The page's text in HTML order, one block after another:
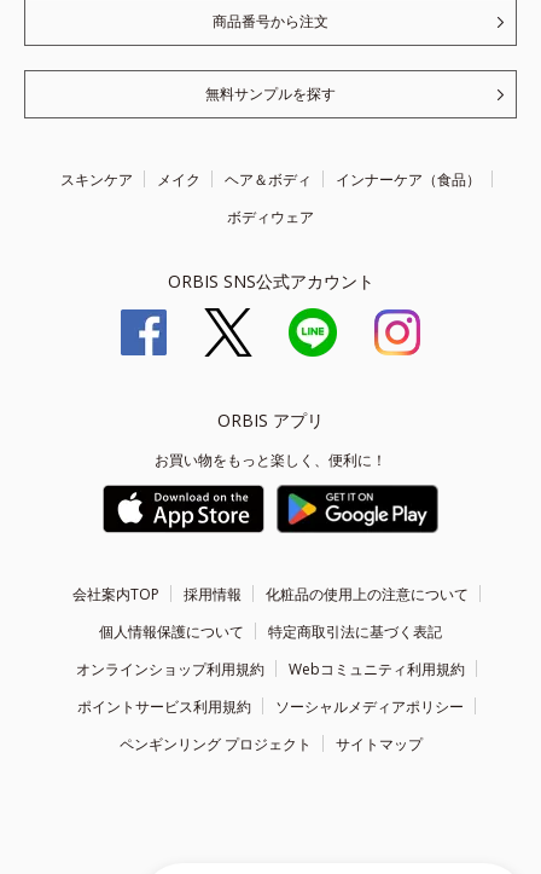
商品番号から注文
無料サンプルを探す
スキンケア メイク ヘア＆ボディ
インナーケア（食品）
ボディウェア
ORBIS SNS公式アカウント
ORBIS アプリ
お買い物をもっと楽しく、便利に！
会社案内TOP 採用情報
化粧品の使用上の注意について
個人情報保護について
特定商取引法に基づく表記
オンラインショップ利用規約
Webコミュニティ利用規約
ポイントサービス利用規約
ソーシャルメディアポリシー
ペンギンリング プロジェクト
サイトマップ